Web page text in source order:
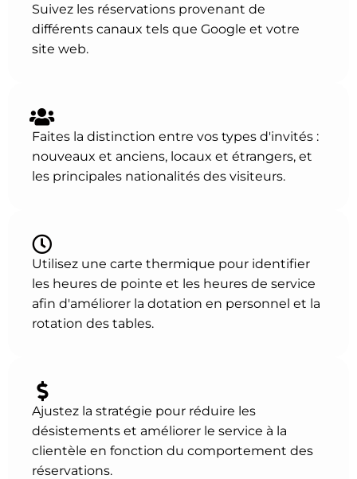
Suivez les réservations provenant de
différents canaux tels que Google et votre
site web.
Faites la distinction entre vos types d'invités :
nouveaux et anciens, locaux et étrangers, et
les principales nationalités des visiteurs.
Utilisez une carte thermique pour identifier
les heures de pointe et les heures de service
afin d'améliorer la dotation en personnel et la
rotation des tables.
Ajustez la stratégie pour réduire les
désistements et améliorer le service à la
clientèle en fonction du comportement des
réservations.